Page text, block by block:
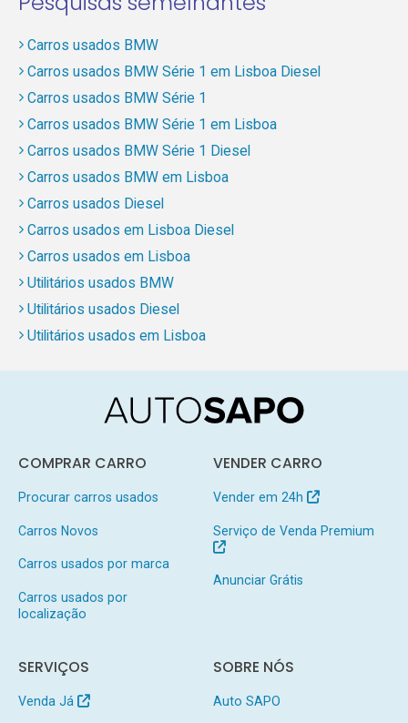
Carros usados BMW
Carros usados BMW Série 1 em Lisboa Diesel
Carros usados BMW Série 1
Carros usados BMW Série 1 em Lisboa
Carros usados BMW Série 1 Diesel
Carros usados BMW em Lisboa
Carros usados Diesel
Carros usados em Lisboa Diesel
Carros usados em Lisboa
Utilitários usados BMW
Utilitários usados Diesel
Utilitários usados em Lisboa
COMPRAR CARRO
Procurar carros usados
Carros Novos
Carros usados por marca
Carros usados por
localização
VENDER CARRO
Vender em 24h
Serviço de Venda Premium
Anunciar Grátis
SERVIÇOS
Venda Já
SOBRE NÓS
Auto SAPO